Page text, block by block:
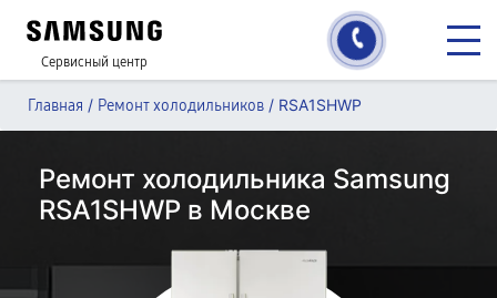
Сервисный центр
Главная / Ремонт холодильников / RSA1SHWP
Ремонт холодильника Samsung
RSA1SHWP в Москве